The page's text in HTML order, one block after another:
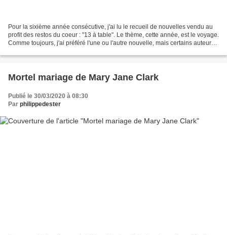
Pour la sixième année consécutive, j'ai lu le recueil de nouvelles vendu au
profit des restos du coeur : "13 à table". Le thème, cette année, est le voyage.
Comme toujours, j'ai préféré l'une ou l'autre nouvelle, mais certains auteurs
Mortel mariage de Mary Jane Clark
Publié le 30/03/2020 à 08:30
Par philippedester